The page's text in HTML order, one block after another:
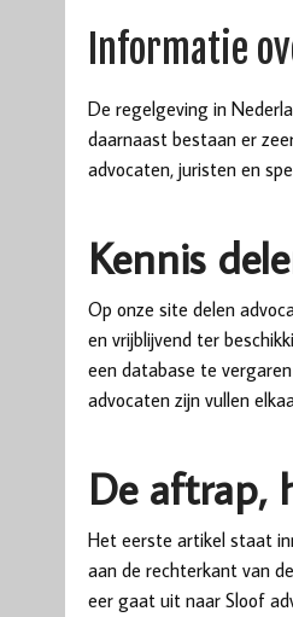
Informatie
De regelgeving in
daarnaast bestaan er
advocaten, juristen en
Kennis
Op onze site delen
en vrijblijvend ter
een database te
advocaten zijn vullen
De aftrap,
Het eerste artikel staat
aan de rechterkant van
eer gaat uit naar Sloof